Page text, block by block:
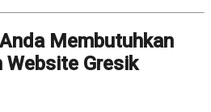
Membutuhkan
Website Gresik